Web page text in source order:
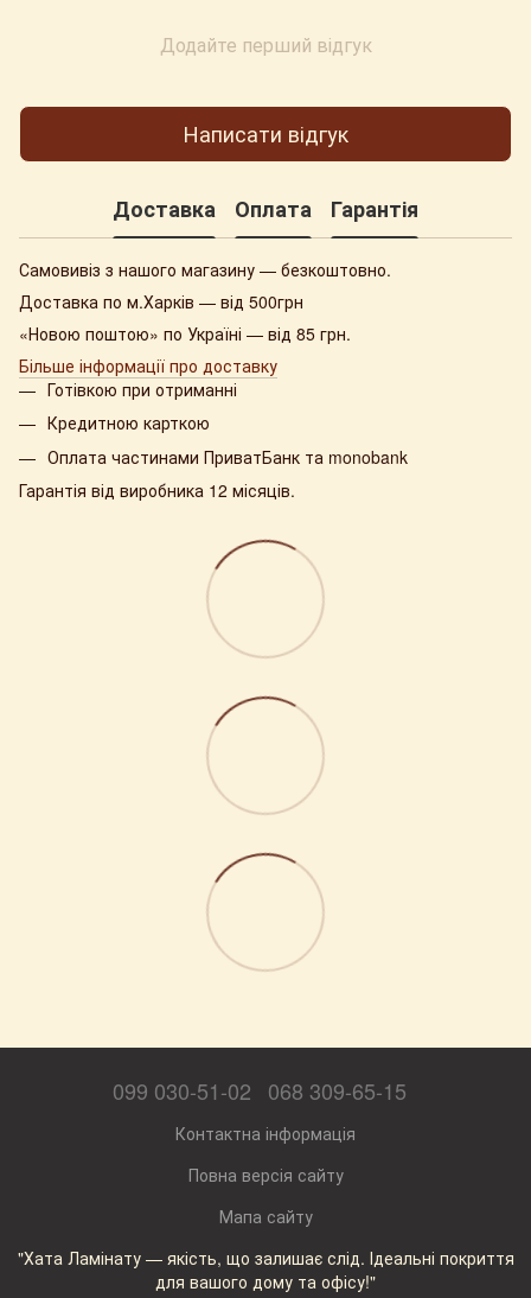
Додайте перший відгук
Написати відгук
Доставка Оплата Гарантія
Самовивіз з нашого магазину — безкоштовно.
Доставка по м.Харків — від 500грн
«Новою поштою» по Україні — від 85 грн.
Більше інформації про доставку
Готівкою при отриманні
Кредитною карткою
Оплата частинами ПриватБанк та monobank
Гарантія від виробника 12 місяців.
099 030-51-02 068 309-65-15
Контактна інформація
Повна версія сайту
Мапа сайту
"Хата Ламінату — якість, що залишає слід. Ідеальні покриття
для вашого дому та офісу!"